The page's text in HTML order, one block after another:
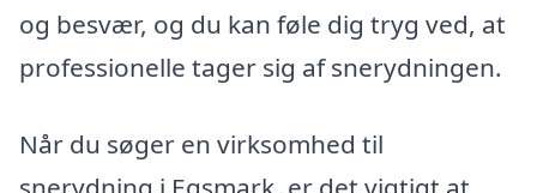
og besvær, og du kan føle dig tryg ved, at
professionelle tager sig af snerydningen.
Når du søger en virksomhed til